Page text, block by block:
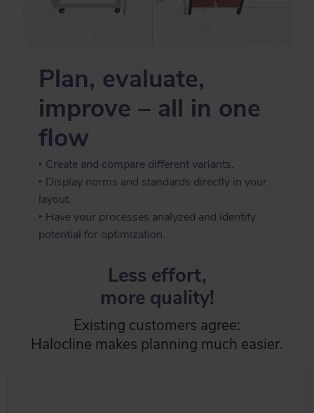
Plan, evaluate,
improve – all in one
flow
‣ Create and compare different variants.
‣ Display norms and standards directly in your
layout.
‣ Have your processes analyzed and identify
potential for optimization.
Less effort,
more quality!
Existing customers agree:
Halocline makes planning much easier.